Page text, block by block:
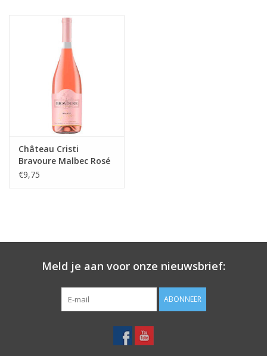
Château Cristi
Bravoure Malbec Rosé
€9,75
Meld je aan voor onze nieuwsbrief:
ABONNEER